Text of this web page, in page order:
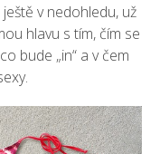
v nedohledu, už
hlavu s tím, čím se
bude „in“ a v čem